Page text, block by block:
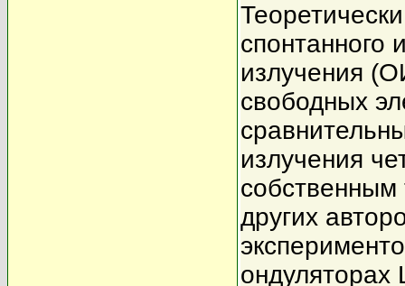
спонтанного
излучения
свободных
излучения
собственным
других
ондуляторах